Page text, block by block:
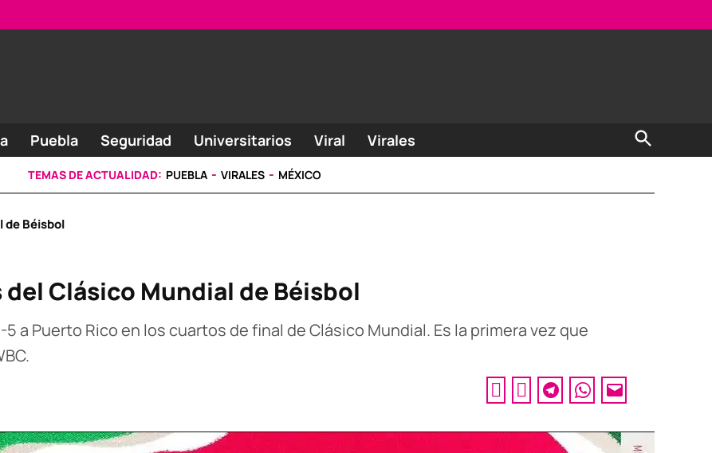
Puebla Seguridad Universitarios Viral Virales
Open
Search
TEMAS DE ACTUALIDAD: PUEBLA VIRALES MÉXICO
de Béisbol
Clásico Mundial de Béisbol
a Puerto Rico en los cuartos de final de Clásico Mundial. Es la primera vez que